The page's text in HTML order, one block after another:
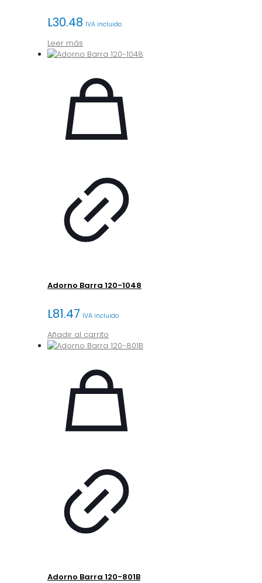
L30.48 IVA incluido
Leer más
Adorno Barra 120-1048
L81.47 IVA incluido
Añadir al carrito
Adorno Barra 120-801B